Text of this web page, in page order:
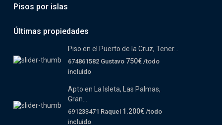
Pisos por islas
Últimas propiedades
Piso en el Puerto de la Cruz, Tener...
674861582 Gustavo 750€ /todo
incluido
Apto en La Isleta, Las Palmas,
Gran...
691233471 Raquel 1.200€ /todo
incluido